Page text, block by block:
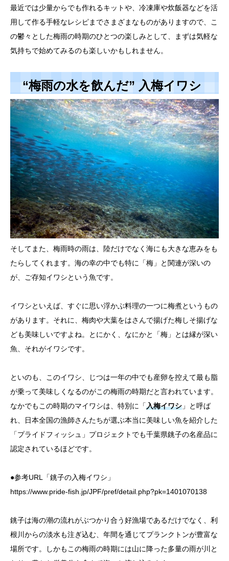
最近では少量からでも作れるキットや、冷凍庫や炊飯器などを活
用して作る手軽なレシピまでさまざまなものがありますので、こ
の鬱々とした梅雨の時期のひとつの楽しみとして、まずは気軽な
気持ちで始めてみるのも楽しいかもしれません。
“梅雨の水を飲んだ” 入梅イワシ
そしてまた、梅雨時の雨は、陸だけでなく海にも大きな恵みをも
たらしてくれます。海の幸の中でも特に「梅」と関連が深いの
が、ご存知イワシという魚です。
イワシといえば、すぐに思い浮かぶ料理の一つに梅煮というもの
があります。それに、梅肉や大葉をはさんで揚げた梅しそ揚げな
ども美味しいですよね。とにかく、なにかと「梅」とは縁が深い
魚、それがイワシです。
といのも、このイワシ、じつは一年の中でも産卵を控えて最も脂
が乗って美味しくなるのがこの梅雨の時期だと言われています。
なかでもこの時期のマイワシは、特別に「入梅イワシ 」と呼ば
れ、日本全国の漁師さんたちが選ぶ本当に美味しい魚を紹介した
「プライドフィッシュ」プロジェクトでも千葉県銚子の名産品に
認定されているほどです。
●参考URL「銚子の入梅イワシ」
https://www.pride-fish.jp/JPF/pref/detail.php?pk=1401070138
銚子は海の潮の流れがぶつかり合う好漁場であるだけでなく、利
根川からの淡水も注ぎ込む、年間を通じてプランクトンが豊富な
場所です。しかもこの梅雨の時期には山に降った多量の雨が川と